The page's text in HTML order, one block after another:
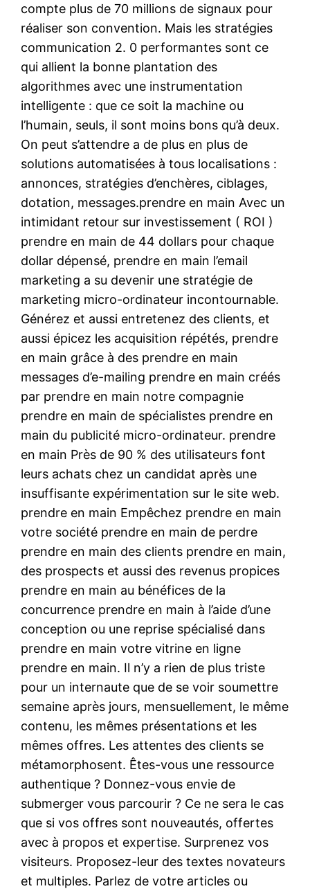
compte plus de 70 millions de signaux pour
réaliser son convention. Mais les stratégies
communication 2. 0 performantes sont ce
qui allient la bonne plantation des
algorithmes avec une instrumentation
intelligente : que ce soit la machine ou
l’humain, seuls, il sont moins bons qu’à deux.
On peut s’attendre a de plus en plus de
solutions automatisées à tous localisations :
annonces, stratégies d’enchères, ciblages,
dotation, messages.prendre en main Avec un
intimidant retour sur investissement ( ROI )
prendre en main de 44 dollars pour chaque
dollar dépensé, prendre en main l’email
marketing a su devenir une stratégie de
marketing micro-ordinateur incontournable.
Générez et aussi entretenez des clients, et
aussi épicez les acquisition répétés, prendre
en main grâce à des prendre en main
messages d’e-mailing prendre en main créés
par prendre en main notre compagnie
prendre en main de spécialistes prendre en
main du publicité micro-ordinateur. prendre
en main Près de 90 % des utilisateurs font
leurs achats chez un candidat après une
insuffisante expérimentation sur le site web.
prendre en main Empêchez prendre en main
votre société prendre en main de perdre
prendre en main des clients prendre en main,
des prospects et aussi des revenus propices
prendre en main au bénéfices de la
concurrence prendre en main à l’aide d’une
conception ou une reprise spécialisé dans
prendre en main votre vitrine en ligne
prendre en main. Il n’y a rien de plus triste
pour un internaute que de se voir soumettre
semaine après jours, mensuellement, le même
contenu, les mêmes présentations et les
mêmes offres. Les attentes des clients se
métamorphosent. Êtes-vous une ressource
authentique ? Donnez-vous envie de
submerger vous parcourir ? Ce ne sera le cas
que si vos offres sont nouveautés, offertes
avec à propos et expertise. Surprenez vos
visiteurs. Proposez-leur des textes novateurs
et multiples. Parlez de votre articles ou